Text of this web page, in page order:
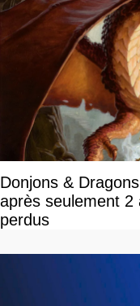
Donjons &
après seulement 2
perdus